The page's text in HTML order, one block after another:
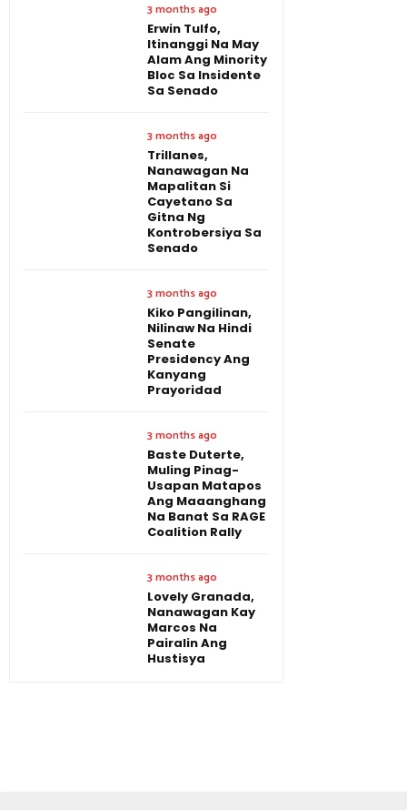
3 months ago
Erwin Tulfo,
Itinanggi Na May
Alam Ang Minority
Bloc Sa Insidente
Sa Senado
3 months ago
Trillanes,
Nanawagan Na
Mapalitan Si
Cayetano Sa
Gitna Ng
Kontrobersiya Sa
Senado
3 months ago
Kiko Pangilinan,
Nilinaw Na Hindi
Senate
Presidency Ang
Kanyang
Prayoridad
3 months ago
Baste Duterte,
Muling Pinag-
Usapan Matapos
Ang Maaanghang
Na Banat Sa RAGE
Coalition Rally
3 months ago
Lovely Granada,
Nanawagan Kay
Marcos Na
Pairalin Ang
Hustisya